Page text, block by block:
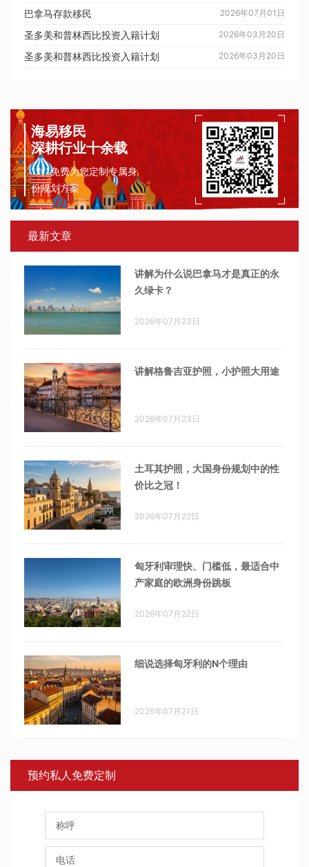
2026年07月01日
巴拿马存款移民
2026年03月20日
圣多美和普林西比投资入籍计划
2026年03月20日
圣多美和普林西比投资入籍计划
海易移民
深耕行业十余载
1对1免费为您定制专属身
份规划方案
最新文章
讲解为什么说巴拿马才是真正的永
久绿卡？
2026年07月23日
讲解格鲁吉亚护照，小护照大用途
2026年07月23日
土耳其护照，大国身份规划中的性
价比之冠！
2026年07月22日
匈牙利审理快、门槛低，最适合中
产家庭的欧洲身份跳板
2026年07月22日
细说选择匈牙利的N个理由
2026年07月21日
预约私人免费定制